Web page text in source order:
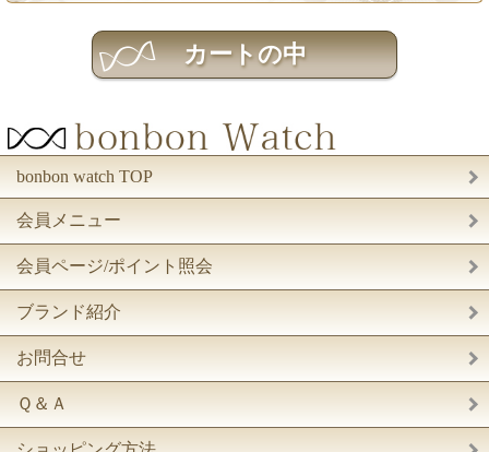
bonbon watch TOP
会員メニュー
会員ページ/ポイント照会
ブランド紹介
お問合せ
Ｑ＆Ａ